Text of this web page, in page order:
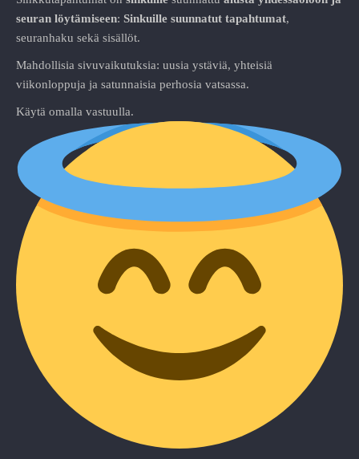
seuran löytämiseen: Sinkuille suunnatut tapahtumat,
seuranhaku sekä sisällöt.
Mahdollisia sivuvaikutuksia: uusia ystäviä, yhteisiä
viikonloppuja ja satunnaisia perhosia vatsassa.
Käytä omalla vastuulla.